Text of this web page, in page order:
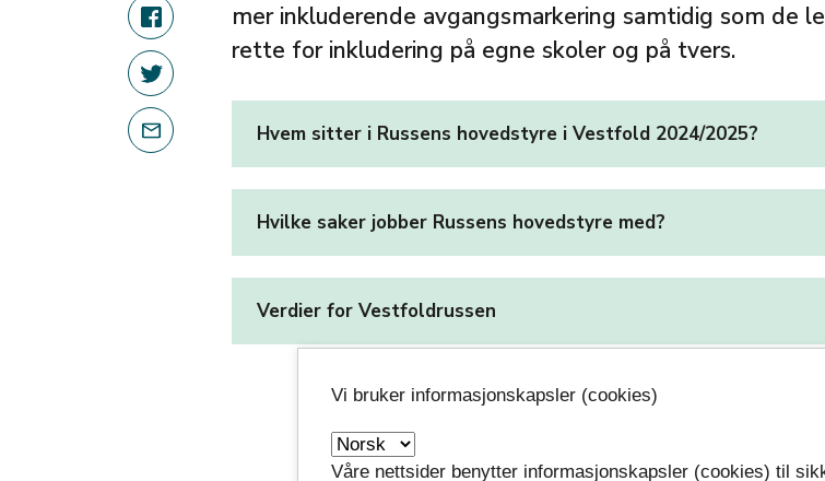
mer inkluderende avgangsmarkering samtidig som de
rette for inkludering på egne skoler og på tvers.
Hvem sitter i Russens hovedstyre i Vestfold 2024/2025?
Hvilke saker jobber Russens hovedstyre med?
Verdier for Vestfoldrussen
Vi bruker informasjonskapsler (cookies)
Våre nettsider benytter informasjonskapsler (cookies) til